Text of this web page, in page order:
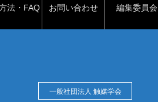
法・FAQ お問い合わせ 編集委員会
一般社団法人 触媒学会